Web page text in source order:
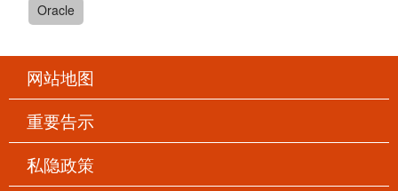
Oracle
网站地图
重要告示
私隐政策